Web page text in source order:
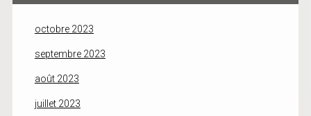
octobre 2023
septembre 2023
août 2023
juillet 2023